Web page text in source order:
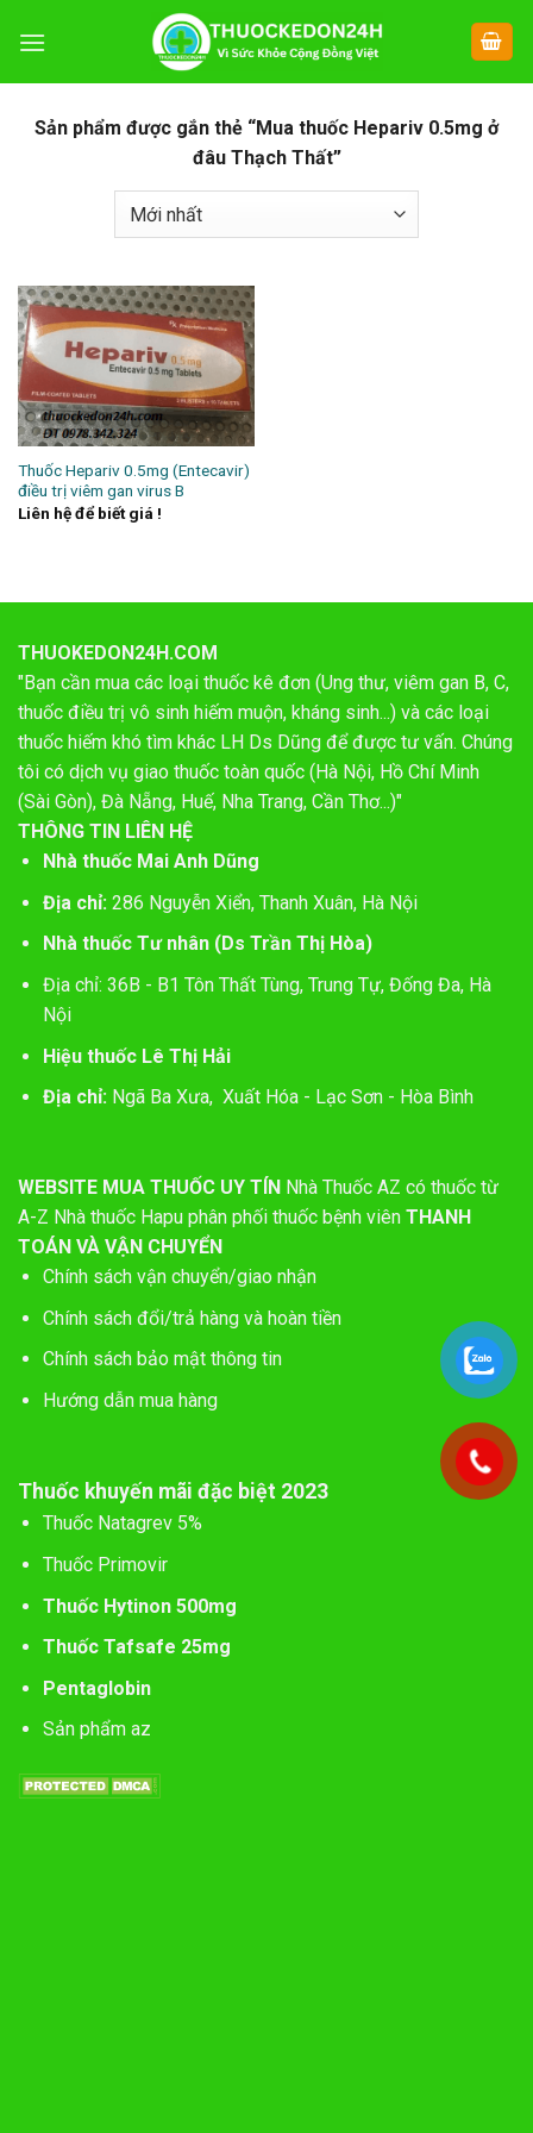
đến
Sản phẩm được gắn thẻ “Mua thuốc Hepariv 0.5mg ở
đâu Thạch Thất”
Thuốc Hepariv 0.5mg (Entecavir)
điều trị viêm gan virus B
Liên hệ để biết giá !
THUOKEDON24H.COM
"Bạn cần mua các loại thuốc kê đơn (Ung thư, viêm gan B, C,
thuốc điều trị vô sinh hiếm muộn, kháng sinh...) và các loại
thuốc hiếm khó tìm khác LH Ds Dũng để được tư vấn. Chúng
tôi có dịch vụ giao thuốc toàn quốc (Hà Nội, Hồ Chí Minh
(Sài Gòn), Đà Nẵng, Huế, Nha Trang, Cần Thơ...)"
THÔNG TIN LIÊN HỆ
Nhà thuốc Mai Anh Dũng
Địa chỉ:286 Nguyễn Xiển, Thanh Xuân, Hà Nội
Nhà thuốc Tư nhân (Ds Trần Thị Hòa)
Địa chỉ: 36B - B1 Tôn Thất Tùng, Trung Tự, Đống Đa, Hà
Nội
Hiệu thuốc Lê Thị Hải
Địa chỉ: Ngã Ba Xưa, Xuất Hóa - Lạc Sơn - Hòa Bình
WEBSITE MUA THUỐC UY TÍN Nhà Thuốc AZ có thuốc từ
A-Z Nhà thuốc Hapu phân phối thuốc bệnh viên THANH
TOÁN VÀ VẬN CHUYỂN
Chính sách vận chuyển/giao nhận
Chính sách đổi/trả hàng và hoàn tiền
Chính sách bảo mật thông tin
Hướng dẫn mua hàng
Thuốc khuyến mãi đặc biệt 2023
Thuốc Natagrev 5%
Thuốc Primovir
Thuốc Hytinon 500mg
Thuốc Tafsafe 25mg
Pentaglobin
Sản phẩm az